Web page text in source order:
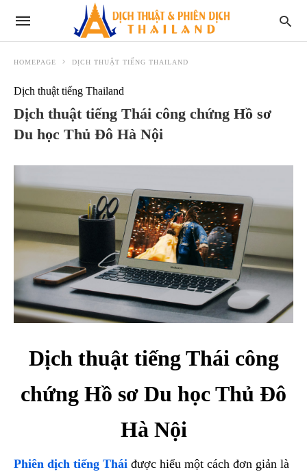
HOMEPAGE DỊCH THUẬT TIẾNG THAILAND
Dịch thuật tiếng Thailand
Dịch thuật tiếng Thái công chứng Hồ sơ
Du học Thủ Đô Hà Nội
Dịch thuật tiếng Thái công
chứng Hồ sơ Du học Thủ Đô
Hà Nội
Phiên dịch tiếng Thái được hiểu một cách đơn giản là